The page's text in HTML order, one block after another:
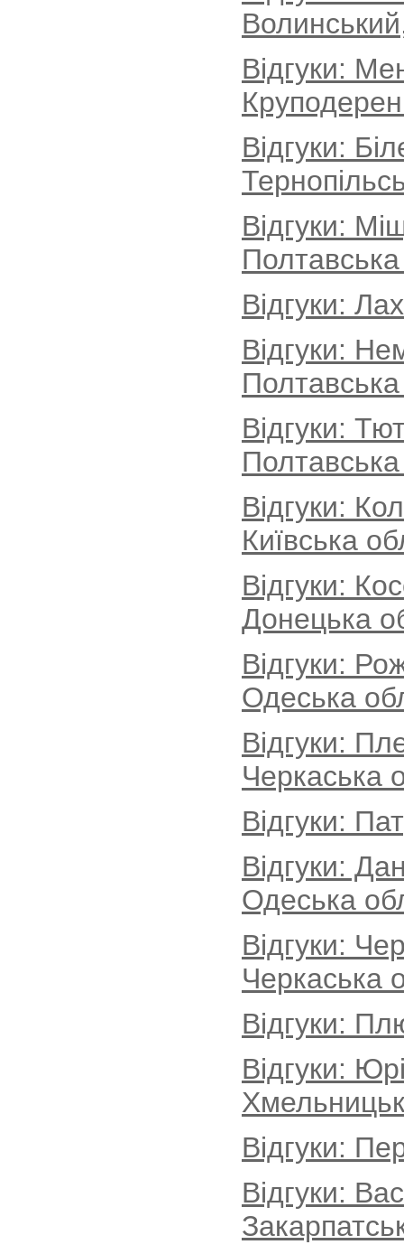
Відгуки:
Відгуки:
Відгуки:
Відгуки:
Відгуки:
Відгуки:
Відгуки:
Київська
Відгуки:
Донецька
Відгуки:
Одеська
Відгуки:
Черкаська
Відгуки:
Відгуки:
Одеська
Відгуки:
Черкаська
Відгуки:
Відгуки:
Відгуки:
Відгуки: